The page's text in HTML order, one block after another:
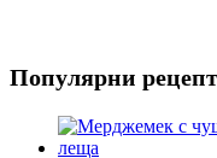
Популярни